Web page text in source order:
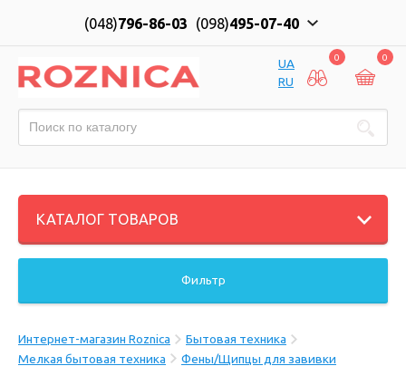
(048)796-86-03 (098)495-07-40
UA
RU
0 0
КАТАЛОГ ТОВАРОВ
Фильтр
Интернет-магазин Roznica
Бытовая техника
Мелкая бытовая техника
Фены/Щипцы для завивки